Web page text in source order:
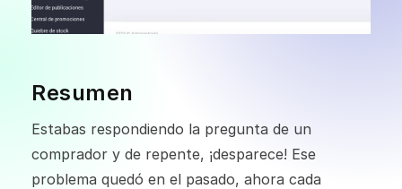
Resumen
Estabas respondiendo la pregunta de un
comprador y de repente, ¡desparece! Ese
problema quedó en el pasado, ahora cada